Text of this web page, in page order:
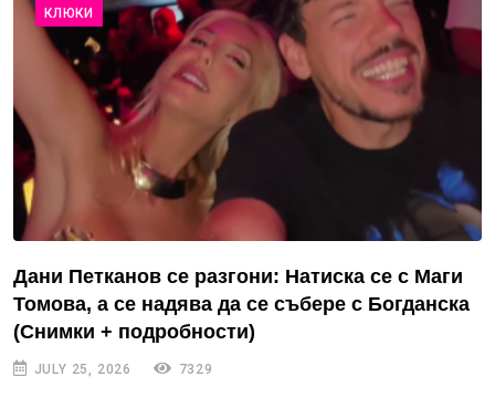
КЛЮКИ
Дани Петканов се разгони: Натиска се с Маги
Томова, а се надява да се събере с Богданска
(Снимки + подробности)
JULY 25, 2026 7329